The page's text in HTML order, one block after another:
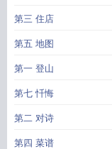
第三 住店
第五 地图
第一 登山
第七 忏悔
第二 对诗
第四 菜谱